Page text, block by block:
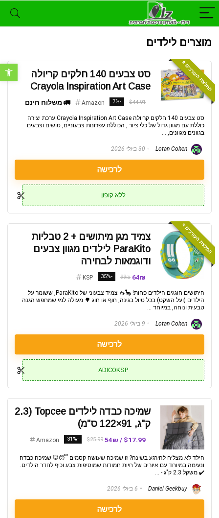
פתח
מוצרים לילדים
המלצת העורכים ⭐️
סט צבעים 140 חלקים קריולה
Crayola Inspiration Art Case
$44.91
-7%
Amazon 🚛 משלוח חינם
סט צבעים 140 חלקים קריולה Crayola Inspiration Art Case ערכת יצירה
כוללת עם מגוון גדול של כלי ציור , הכוללת עפרונות צבעוניים, טושים וצבעים
בגוונים מגוונים, ...
30 ביולי 2026
לרכישה
ללא קופון
המלצת העורכים ⭐️
צמיד מגן מיתושים + 2 טבליות
ParaKito לילדים מגוון צבעים
ודוגמאות לבחירה
64₪
99₪
-35%
KSP
היתושים חוגגים הילדים פחות! 🦕🦟 צמיד צבעוני של ParaKito, ששומר על
הילדים (ועל השקט) בכל טיול בגינה, חוף או חוג 🌳 מעולה למי שמחפש הגנה
טבעית ונוחה, במיוחד ...
9 ביולי 2026
לרכישה
ADICOKSP
שמיכה כבדה לילדים Topcee (2.3
ק"ג, 91×122 ס"מ)
$17.99 / 54₪
$25.99
-31%
Amazon
הילד לא מצליח להירגע בשינה? זו שמיכה שעושה קסמים 😴🦊 שמיכה כבדה
ונעימה במיוחד עם איורים של חיות חמודות שמוסיפות צבע וכיף לחדר הילדים.
✔️ משקל 2.3 ק"ג - ...
6 ביולי 2026
לרכישה